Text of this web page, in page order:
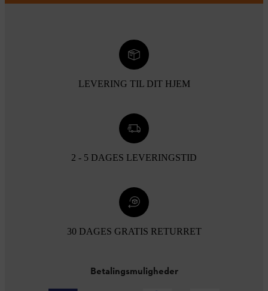
LEVERING TIL DIT HJEM
2 - 5 DAGES LEVERINGSTID
30 DAGES GRATIS RETURRET
Betalingsmuligheder